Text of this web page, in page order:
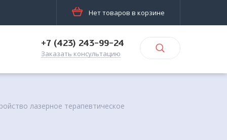
Нет товаров в корзине
+7 (423) 243-99-24
Заказать консультацию
лазерное терапевтическое